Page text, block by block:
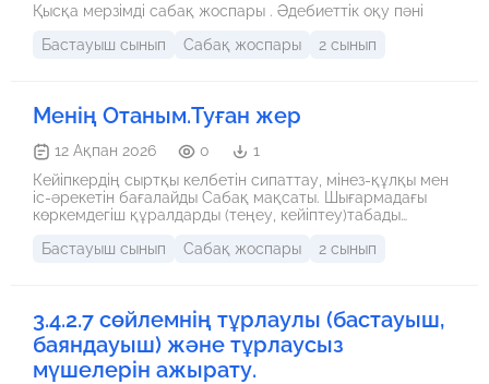
Қысқа мерзімді сабақ жоспары . Әдебиеттік оқу пәні
Бастауыш сынып
Сабақ жоспары 2 сынып
Менің Отаным.Туған жер
12 Ақпан 2026 0
1
Кейіпкердің сыртқы келбетін сипаттау, мінез-құлқы мен
іс-әрекетін бағалайды Сабақ мақсаты. Шығармадағы
көркемдегіш құралдарды (теңеу, кейіптеу)табады
түсінікті қалыптастыру
Бастауыш сынып Сабақ жоспары 2 сынып
3.4.2.7 сөйлемнің тұрлаулы (бастауыш,
баяндауыш) және тұрлаусыз
мүшелерін ажырату.